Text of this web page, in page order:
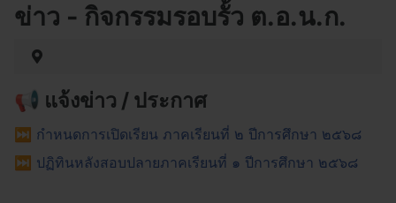
ข่าว - กิจกรรมรอบรั้ว ต.อ.น.ก.
📢 แจ้งข่าว / ประกาศ
⏭︎ กำหนดการเปิดเรียน ภาคเรียนที่ ๒ ปีการศึกษา ๒๕๖๘
⏭︎ ปฏิทินหลังสอบปลายภาคเรียนที่ ๑ ปีการศึกษา ๒๕๖๘